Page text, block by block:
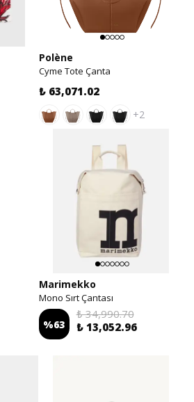
Polène
Cyme Tote Çanta
₺ 63,071.02
+2
Marimekko
Mono Sırt Çantası
%63
₺ 34,990.70
₺ 13,052.96